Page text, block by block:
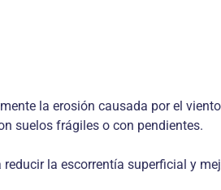
la erosión causada por el
suelos frágiles o con pendientes.
la escorrentía superficial y